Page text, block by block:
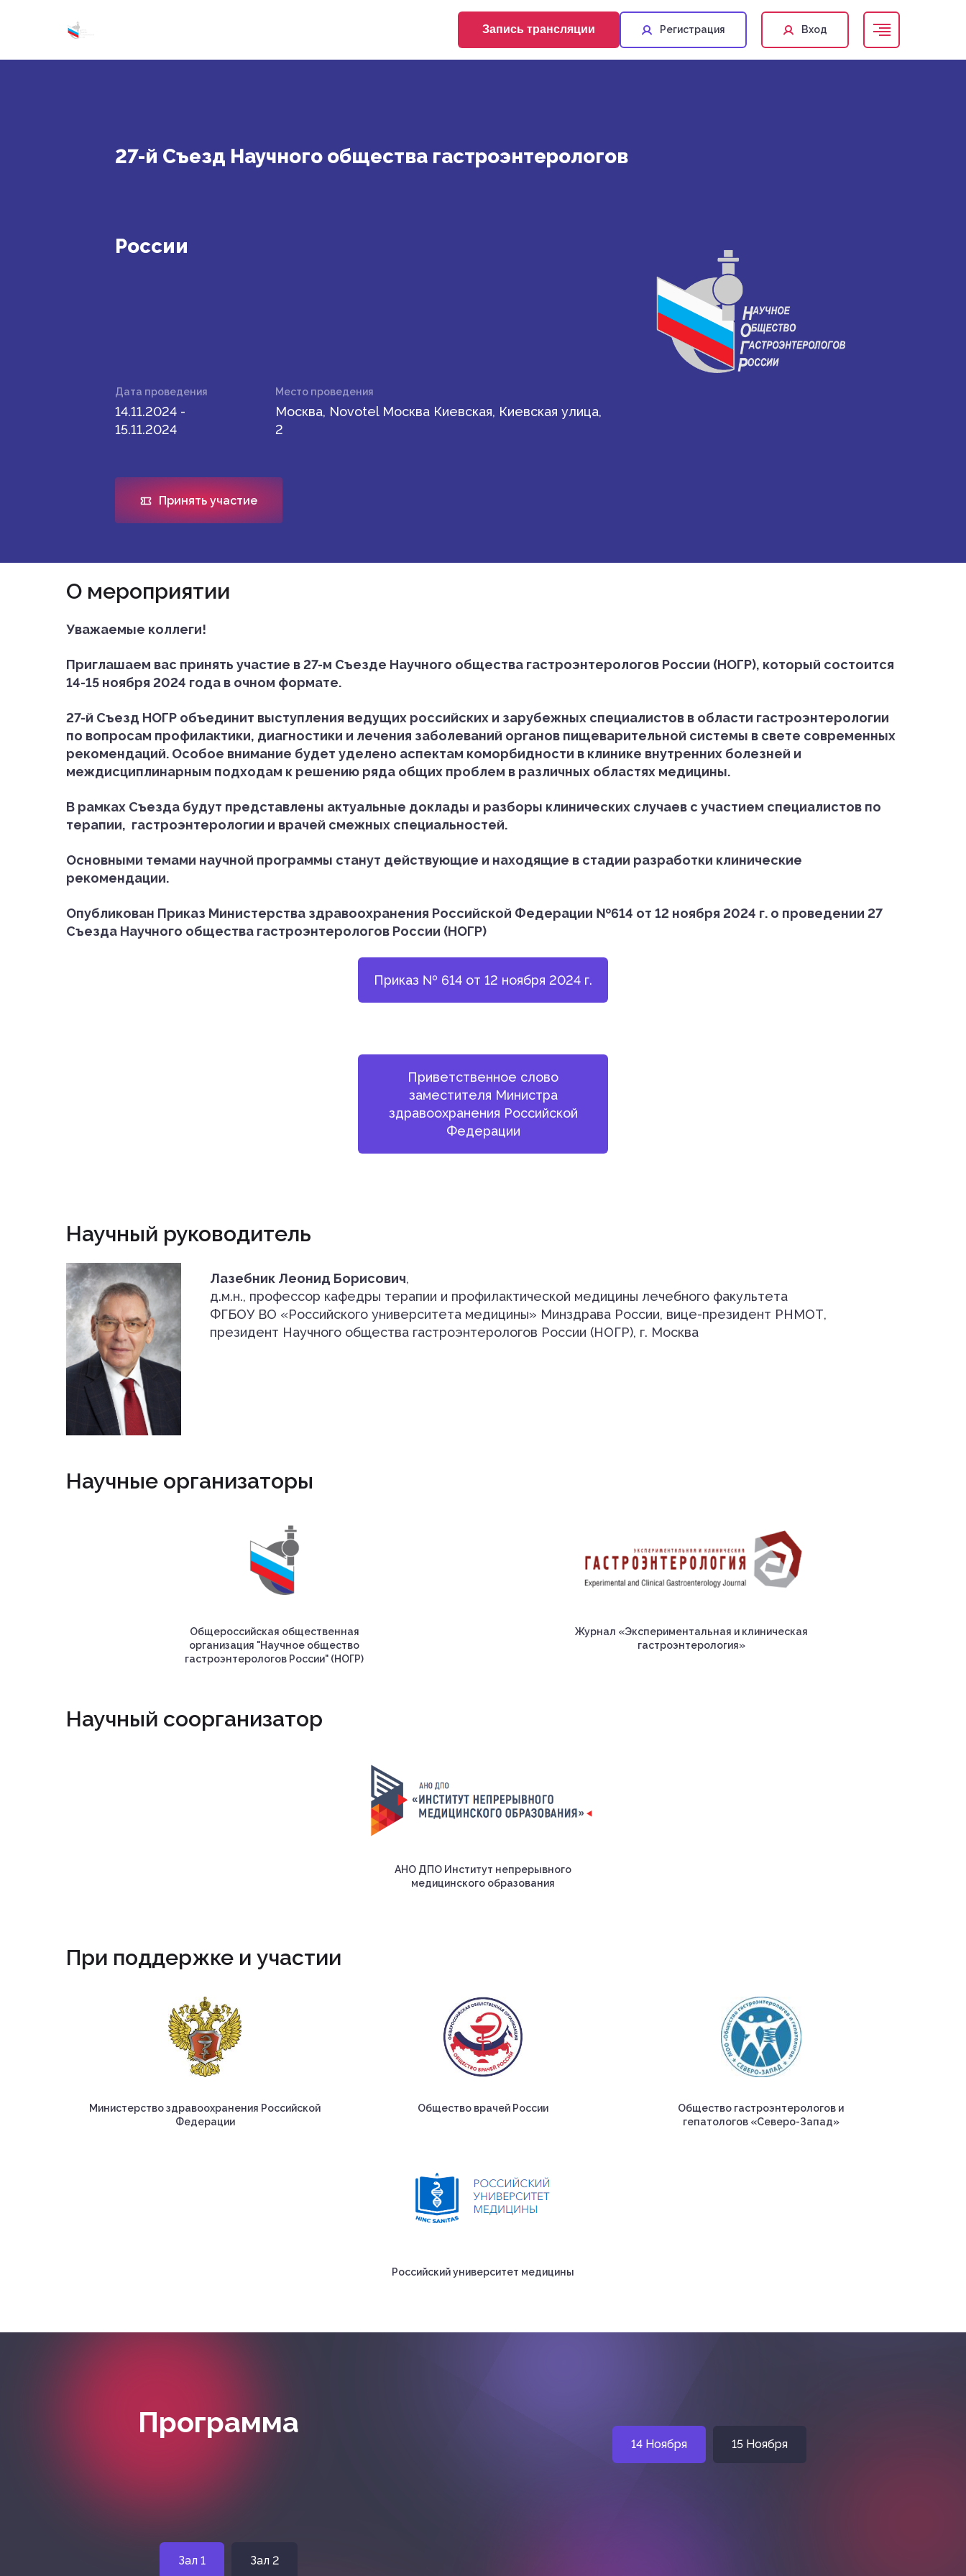
Запись трансляции Регистрация Вход
27-й Съезд Научного общества гастроэнтерологов
России
Дата проведения
14.11.2024 -
15.11.2024
Место проведения
Москва, Novotel Москва Киевская, Киевская улица,
2
Принять участие
О мероприятии
Уважаемые коллеги!
Приглашаем вас принять участие в 27-м Съезде Научного общества гастроэнтерологов России (НОГР), который состоится
14-15 ноября 2024 года в очном формате.
27-й Съезд НОГР объединит выступления ведущих российских и зарубежных специалистов в области гастроэнтерологии
по вопросам профилактики, диагностики и лечения заболеваний органов пищеварительной системы в свете современных
рекомендаций. Особое внимание будет уделено аспектам коморбидности в клинике внутренних болезней и
междисциплинарным подходам к решению ряда общих проблем в различных областях медицины.
В рамках Съезда будут представлены актуальные доклады и разборы клинических случаев с участием специалистов по
терапии, гастроэнтерологии и врачей смежных специальностей.
Основными темами научной программы станут действующие и находящие в стадии разработки клинические
рекомендации.
Опубликован Приказ Министерства здравоохранения Российской Федерации №614 от 12 ноября 2024 г. о проведении 27
Съезда Научного общества гастроэнтерологов России (НОГР)
Приказ № 614 от 12 ноября 2024 г.
Приветственное слово
заместителя Министра
здравоохранения Российской
Федерации
Научный руководитель
Лазебник Леонид Борисович,
д.м.н., профессор кафедры терапии и профилактической медицины лечебного факультета
ФГБОУ ВО «Российского университета медицины» Минздрава России, вице-президент РНМОТ,
президент Научного общества гастроэнтерологов России (НОГР), г. Москва
Научные организаторы
Общероссийская общественная
организация "Научное общество
гастроэнтерологов России" (НОГР)
Журнал «Экспериментальная и клиническая
гастроэнтерология»
Научный соорганизатор
АНО ДПО Институт непрерывного
медицинского образования
При поддержке и участии
Министерство здравоохранения Российской
Федерации
Общество врачей России
Общество гастроэнтерологов и
гепатологов «Северо-Запад»
Российский университет медицины
Программа
14 Ноября 15 Ноября
Зал 1 Зал 2